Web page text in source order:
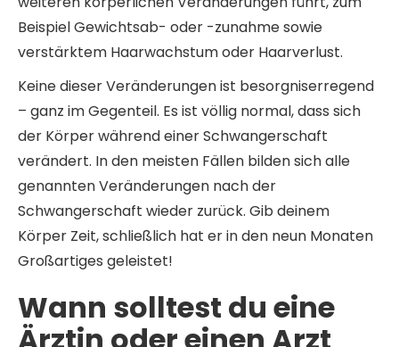
Beispiel Gewichtsab- oder -zunahme sowie
verstärktem Haarwachstum oder Haarverlust.
Keine dieser Veränderungen ist besorgniserregend
– ganz im Gegenteil. Es ist völlig normal, dass sich
der Körper während einer Schwangerschaft
verändert. In den meisten Fällen bilden sich alle
genannten Veränderungen nach der
Schwangerschaft wieder zurück. Gib deinem
Körper Zeit, schließlich hat er in den neun Monaten
Großartiges geleistet!
Wann solltest du eine